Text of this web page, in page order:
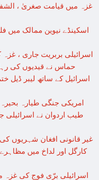
غزہ میں قیامت صغریٰ ،
اسرائیلی بربریت جاری ، غزہ
حماس نے قیدیوں کی
اسرائیل کے ساتھ لیبر ڈیل
امریکی جنگی طیارہ بحیرہ روم
طیب اردوان نے اسرائیلی
غیر قانونی افغان شہریوں
کارگل اور لداخ میں
اسرائیلی برّی فوج کی